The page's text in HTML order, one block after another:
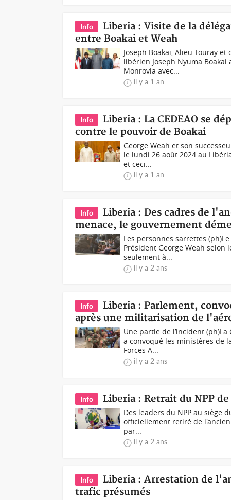
Info
Liberia : Visite de la
entre Boakai et Weah
Joseph Boakai, Alieu Touray
libérien Joseph Nyuma
Monrovia avec...
il y a 1 an
Info
Liberia : La CEDEAO se
contre le pouvoir de Boakai
George Weah et son
le lundi 26 août 2024 au
et ceci...
il y a 1 an
Info
Liberia : Des cadres de
menace, le gouvernement
Les personnes sarrettes
Président George Weah selon
seulement à...
il y a 2 ans
Info
Liberia : Parlement,
après une militarisation de
Une partie de l’incident
a convoqué les ministères de
Forces A...
il y a 2 ans
Info Liberia : Retrait du NPP
Des leaders du NPP au siège
officiellement retiré de
par...
il y a 2 ans
Info
Liberia : Arrestation de
trafic présumés